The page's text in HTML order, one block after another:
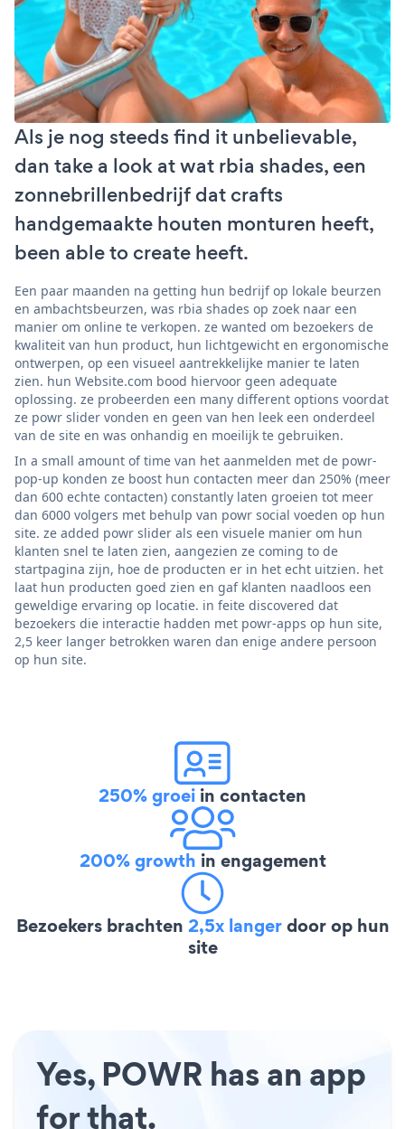
Als je nog steeds find it unbelievable,
dan take a look at wat rbia shades, een
zonnebrillenbedrijf dat crafts
handgemaakte houten monturen heeft,
been able to create heeft.
Een paar maanden na getting hun bedrijf op lokale beurzen
en ambachtsbeurzen, was rbia shades op zoek naar een
manier om online te verkopen. ze wanted om bezoekers de
kwaliteit van hun product, hun lichtgewicht en ergonomische
ontwerpen, op een visueel aantrekkelijke manier te laten
zien. hun Website.com bood hiervoor geen adequate
oplossing. ze probeerden een many different options voordat
ze powr slider vonden en geen van hen leek een onderdeel
van de site en was onhandig en moeilijk te gebruiken.
In a small amount of time van het aanmelden met de powr-
pop-up konden ze boost hun contacten meer dan 250% (meer
dan 600 echte contacten) constantly laten groeien tot meer
dan 6000 volgers met behulp van powr social voeden op hun
site. ze added powr slider als een visuele manier om hun
klanten snel te laten zien, aangezien ze coming to de
startpagina zijn, hoe de producten er in het echt uitzien. het
laat hun producten goed zien en gaf klanten naadloos een
geweldige ervaring op locatie. in feite discovered dat
bezoekers die interactie hadden met powr-apps op hun site,
2,5 keer langer betrokken waren dan enige andere persoon
op hun site.
250% groei in contacten
200% growth in engagement
Bezoekers brachten 2,5x langerdoor op hun
site
Yes, POWR has an app
for that.